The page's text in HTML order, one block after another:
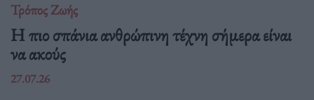
Τρόπος Ζωής
Η πιο σπάνια ανθρώπινη τέχνη σήμερα είναι
να ακούς
27.07.26